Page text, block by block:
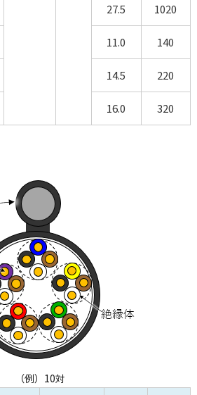
27.5 1020
11.0 140
14.5 220
16.0 320
（例）10対